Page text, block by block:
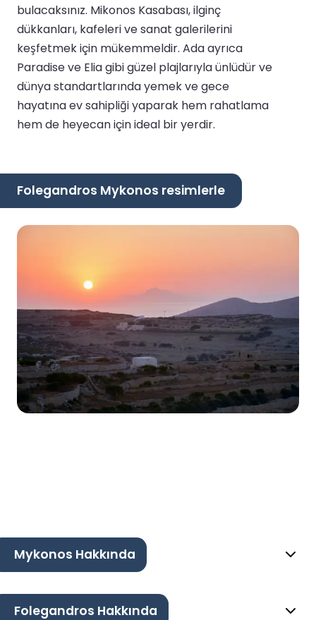
bulacaksınız. Mikonos Kasabası, ilginç
dükkanları, kafeleri ve sanat galerilerini
keşfetmek için mükemmeldir. Ada ayrıca
Paradise ve Elia gibi güzel plajlarıyla ünlüdür ve
dünya standartlarında yemek ve gece
hayatına ev sahipliği yaparak hem rahatlama
hem de heyecan için ideal bir yerdir.
Folegandros Mykonos resimlerle
Mykonos Hakkında
Folegandros Hakkında